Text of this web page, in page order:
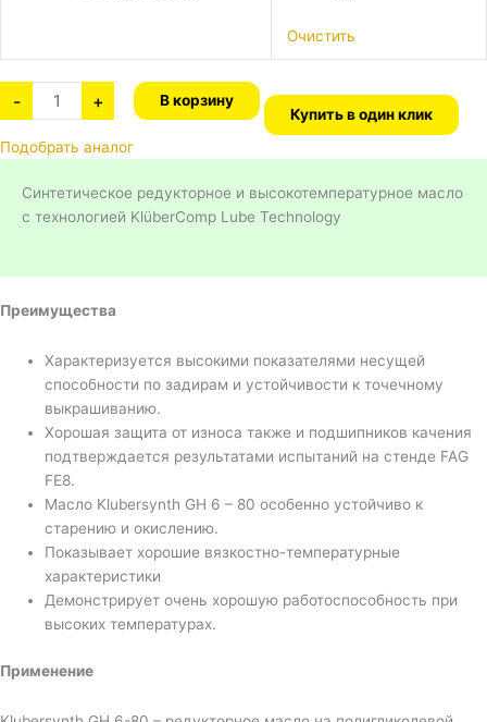
Очистить
- +
В корзину
Купить в один клик
Подобрать аналог
Синтетическое редукторное и высокотемпературное масло
с технологией KlüberComp Lube Technology
Преимущества
Характеризуется высокими показателями несущей
способности по задирам и устойчивости к точечному
выкрашиванию.
Хорошая защита от износа также и подшипников качения
подтверждается результатами испытаний на стенде FAG
FE8.
Масло Klubersynth GH 6 – 80 особенно устойчиво к
старению и окислению.
Показывает хорошие вязкостно-температурные
характеристики
Демонстрирует очень хорошую работоспособность при
высоких температурах.
Применение